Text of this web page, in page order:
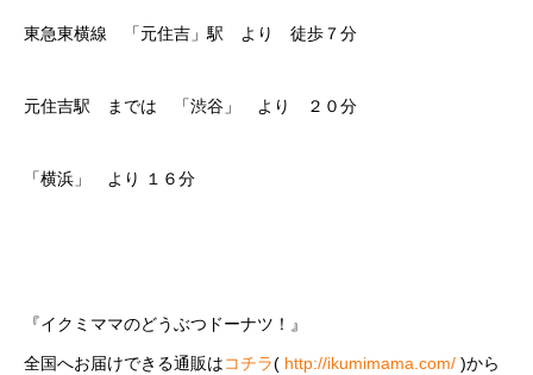
東急東横線 「元住吉」駅 より 徒歩７分
元住吉駅 までは 「渋谷」 より ２０分
「横浜」 より １６分
『イクミママのどうぶつドーナツ！』
全国へお届けできる通販はコチラ( http://ikumimama.com/ )から